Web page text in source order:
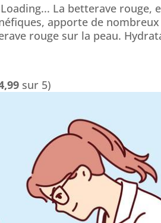
La betterave rouge,
apporte de
rouge sur la peau.
sur 5)